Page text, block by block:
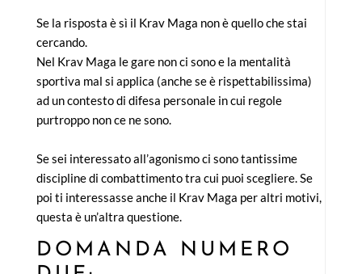
Se la risposta è sì il Krav Maga non è quello che stai
cercando.
Nel Krav Maga le gare non ci sono e la mentalità
sportiva mal si applica (anche se è rispettabilissima)
ad un contesto di difesa personale in cui regole
purtroppo non ce ne sono.
Se sei interessato all’agonismo ci sono tantissime
discipline di combattimento tra cui puoi scegliere. Se
poi ti interessasse anche il Krav Maga per altri motivi,
questa è un’altra questione.
DOMANDA NUMERO